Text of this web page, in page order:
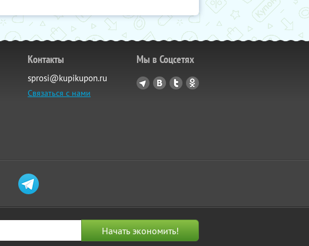
Контакты
sprosi@kupikupon.ru
Связаться с нами
Мы в Соцсетях